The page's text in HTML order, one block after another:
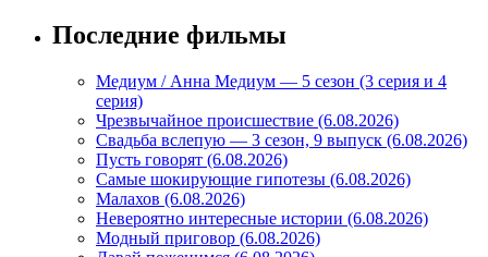
Последние фильмы
Медиум / Анна Медиум — 5 сезон (3 серия и 4
серия)
Чрезвычайное происшествие (6.08.2026)
Свадьба вслепую — 3 сезон, 9 выпуск (6.08.2026)
Пусть говорят (6.08.2026)
Самые шокирующие гипотезы (6.08.2026)
Малахов (6.08.2026)
Невероятно интересные истории (6.08.2026)
Модный приговор (6.08.2026)